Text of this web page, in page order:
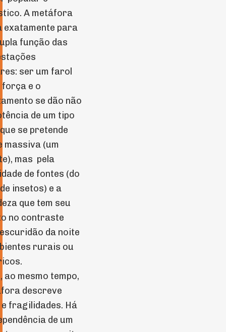
A metáfora
exatamente para
função das
ser um farol
força e o
se dão não
de um tipo
se pretende
massiva (um
mas pela
de fontes (do
insetos) e a
que tem seu
no contraste
da noite
rurais ou
ao mesmo tempo,
descreve
fragilidades. Há
de um